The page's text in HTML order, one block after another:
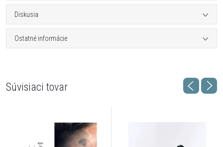
Diskusia
Ostatné informácie
Súvisiaci tovar